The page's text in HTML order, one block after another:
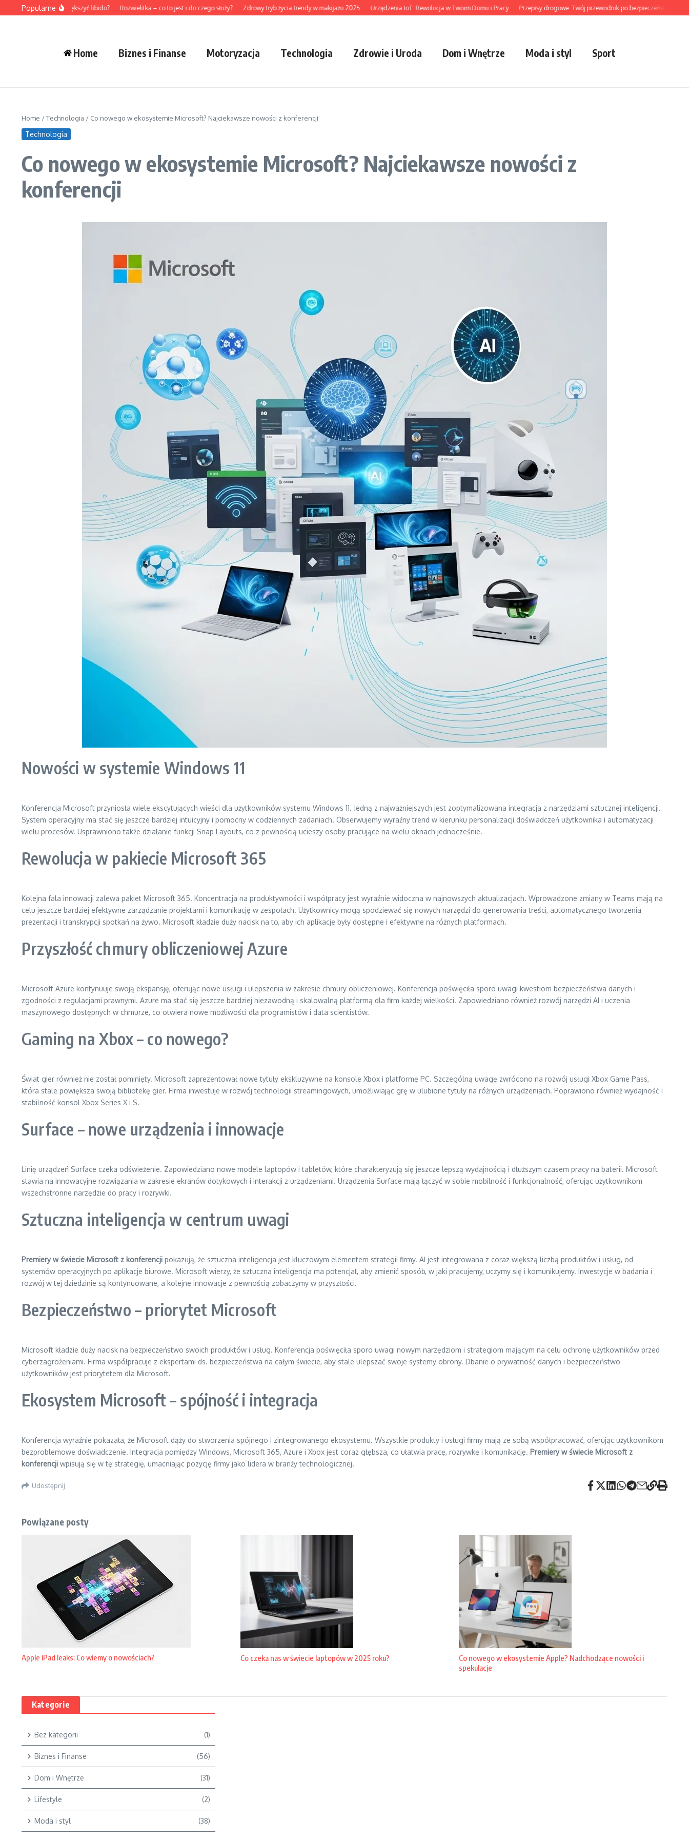
Przejdź do treści
Popularne
Jak naturalnie zwiększyć libido? Rozwielitka – co to jest i do czego służy? Zdrowy tryb życia trendy w makijażu 2025 Urządzenia IoT: Rewolucja w Twoim Domu i Pracy Przepisy drogowe: Twój przewodnik po bezpieczeństwie
Home Biznes i Finanse Motoryzacja Technologia Zdrowie i Uroda Dom i Wnętrze Moda i styl Sport
Home /Technologia / Co nowego w ekosystemie Microsoft? Najciekawsze nowości z konferencji
Technologia
Co nowego w ekosystemie Microsoft? Najciekawsze nowości z
konferencji
Nowości w systemie Windows 11
Konferencja Microsoft przyniosła wiele ekscytujących wieści dla użytkowników systemu Windows 11. Jedną z najważniejszych jest zoptymalizowana integracja z narzędziami sztucznej inteligencji.
System operacyjny ma stać się jeszcze bardziej intuicyjny i pomocny w codziennych zadaniach. Obserwujemy wyraźny trend w kierunku personalizacji doświadczeń użytkownika i automatyzacji
wielu procesów. Usprawniono także działanie funkcji Snap Layouts, co z pewnością ucieszy osoby pracujące na wielu oknach jednocześnie.
Rewolucja w pakiecie Microsoft 365
Kolejna fala innowacji zalewa pakiet Microsoft 365. Koncentracja na produktywności i współpracy jest wyraźnie widoczna w najnowszych aktualizacjach. Wprowadzone zmiany w Teams mają na
celu jeszcze bardziej efektywne zarządzanie projektami i komunikację w zespołach. Użytkownicy mogą spodziewać się nowych narzędzi do generowania treści, automatycznego tworzenia
prezentacji i transkrypcji spotkań na żywo. Microsoft kładzie duży nacisk na to, aby ich aplikacje były dostępne i efektywne na różnych platformach.
Przyszłość chmury obliczeniowej Azure
Microsoft Azure kontynuuje swoją ekspansję, oferując nowe usługi i ulepszenia w zakresie chmury obliczeniowej. Konferencja poświęciła sporo uwagi kwestiom bezpieczeństwa danych i
zgodności z regulacjami prawnymi. Azure ma stać się jeszcze bardziej niezawodną i skalowalną platformą dla firm każdej wielkości. Zapowiedziano również rozwój narzędzi AI i uczenia
maszynowego dostępnych w chmurze, co otwiera nowe możliwości dla programistów i data scientistów.
Gaming na Xbox – co nowego?
Świat gier również nie został pominięty. Microsoft zaprezentował nowe tytuły ekskluzywne na konsole Xbox i platformę PC. Szczególną uwagę zwrócono na rozwój usługi Xbox Game Pass,
która stale powiększa swoją bibliotekę gier. Firma inwestuje w rozwój technologii streamingowych, umożliwiając grę w ulubione tytuły na różnych urządzeniach. Poprawiono również wydajność i
stabilność konsol Xbox Series X i S.
Surface – nowe urządzenia i innowacje
Linię urządzeń Surface czeka odświeżenie. Zapowiedziano nowe modele laptopów i tabletów, które charakteryzują się jeszcze lepszą wydajnością i dłuższym czasem pracy na baterii. Microsoft
stawia na innowacyjne rozwiązania w zakresie ekranów dotykowych i interakcji z urządzeniami. Urządzenia Surface mają łączyć w sobie mobilność i funkcjonalność, oferując użytkownikom
wszechstronne narzędzie do pracy i rozrywki.
Sztuczna inteligencja w centrum uwagi
Premiery w świecie Microsoft z konferencji pokazują, że sztuczna inteligencja jest kluczowym elementem strategii firmy. AI jest integrowana z coraz większą liczbą produktów i usług, od
systemów operacyjnych po aplikacje biurowe. Microsoft wierzy, że sztuczna inteligencja ma potencjał, aby zmienić sposób, w jaki pracujemy, uczymy się i komunikujemy. Inwestycje w badania i
rozwój w tej dziedzinie są kontynuowane, a kolejne innowacje z pewnością zobaczymy w przyszłości.
Bezpieczeństwo – priorytet Microsoft
Microsoft kładzie duży nacisk na bezpieczeństwo swoich produktów i usług. Konferencja poświęciła sporo uwagi nowym narzędziom i strategiom mającym na celu ochronę użytkowników przed
cyberzagrożeniami. Firma współpracuje z ekspertami ds. bezpieczeństwa na całym świecie, aby stale ulepszać swoje systemy obrony. Dbanie o prywatność danych i bezpieczeństwo
użytkowników jest priorytetem dla Microsoft.
Ekosystem Microsoft – spójność i integracja
Konferencja wyraźnie pokazała, że Microsoft dąży do stworzenia spójnego i zintegrowanego ekosystemu. Wszystkie produkty i usługi firmy mają ze sobą współpracować, oferując użytkownikom
bezproblemowe doświadczenie. Integracja pomiędzy Windows, Microsoft 365, Azure i Xbox jest coraz głębsza, co ułatwia pracę, rozrywkę i komunikację. Premiery w świecie Microsoft z
konferencji wpisują się w tę strategię, umacniając pozycję firmy jako lidera w branży technologicznej.
Udostępnij
Powiązane posty
Apple iPad leaks: Co wiemy o nowościach? Co czeka nas w świecie laptopów w 2025 roku?
Co nowego w ekosystemie Apple? Nadchodzące nowości i
spekulacje
Kategorie
Bez kategorii (1)
Biznes i Finanse (56)
Dom i Wnętrze (31)
Lifestyle (2)
Moda i styl (38)